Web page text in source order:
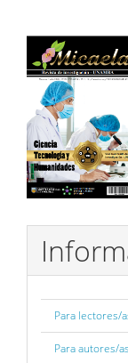
Para lectores/
Para autores/as